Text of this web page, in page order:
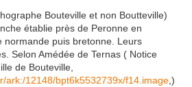
Bouteville et non Boutteville)
établie près de Peronne en
normande puis bretonne. Leurs
Selon Amédée de Ternas ( Notice
de Bouteville,
ark:/12148/bpt6k5532739x/f14.image ,)